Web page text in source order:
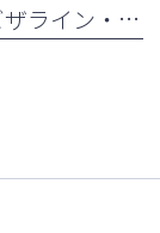
歯並びが気になるお子様に！インビザライン・ファーストとは？